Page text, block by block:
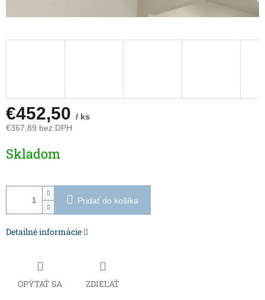
€452,50 / ks
€367,89 bez DPH
cena:
Skladom
Pridať do košíka
Detailné informácie
OPÝTAŤ SA ZDIEĽAŤ